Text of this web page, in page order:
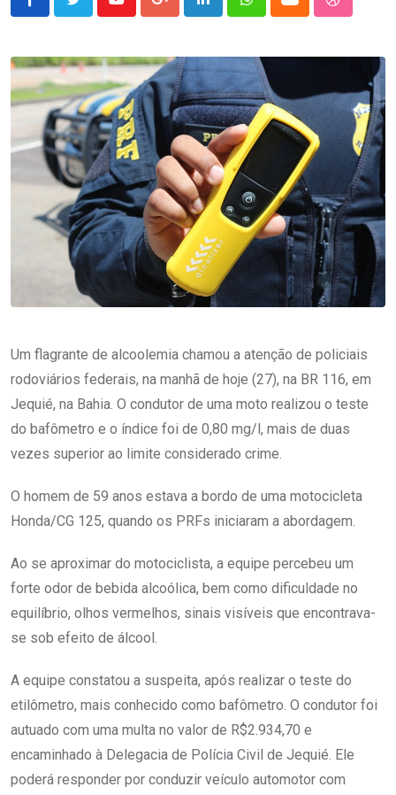
YoutubeGoogle+LinkedInWhatsappCloud
Um flagrante de alcoolemia chamou a atenção de policiais
rodoviários federais, na manhã de hoje (27), na BR 116, em
Jequié, na Bahia. O condutor de uma moto realizou o teste
do bafômetro e o índice foi de 0,80 mg/l, mais de duas
vezes superior ao limite considerado crime.
O homem de 59 anos estava a bordo de uma motocicleta
Honda/CG 125, quando os PRFs iniciaram a abordagem.
Ao se aproximar do motociclista, a equipe percebeu um
forte odor de bebida alcoólica, bem como dificuldade no
equilíbrio, olhos vermelhos, sinais visíveis que encontrava-
se sob efeito de álcool.
A equipe constatou a suspeita, após realizar o teste do
etilômetro, mais conhecido como bafômetro. O condutor foi
autuado com uma multa no valor de R$2.934,70 e
encaminhado à Delegacia de Polícia Civil de Jequié. Ele
poderá responder por conduzir veículo automotor com